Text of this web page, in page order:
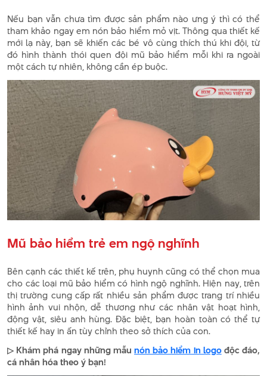
Nếu bạn vẫn chưa tìm được sản phẩm nào ưng ý thì có thể
tham khảo ngay em nón bảo hiểm mỏ vịt. Thông qua thiết kế
mới lạ này, bạn sẽ khiến các bé vô cùng thích thú khi đội, từ
đó hình thành thói quen đội mũ bảo hiểm mỗi khi ra ngoài
một cách tự nhiên, không cần ép buộc.
Mũ bảo hiểm trẻ em ngộ nghĩnh
Bên cạnh các thiết kế trên, phụ huynh cũng có thể chọn mua
cho các loại mũ bảo hiểm có hình ngộ nghĩnh. Hiện nay, trên
thị trường cung cấp rất nhiều sản phẩm được trang trí nhiều
hình ảnh vui nhộn, dễ thương như các nhân vật hoạt hình,
động vật, siêu anh hùng. Đặc biệt, bạn hoàn toàn có thể tự
thiết kế hay in ấn tùy chỉnh theo sở thích của con.
▷ Khám phá ngay những mẫunón bảo hiểm in logođộc đáo,
cá nhân hóa theo ý bạn!